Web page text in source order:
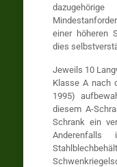
einer höheren
dies
Jeweils 10
Klasse A nach
1995)
diesem A-
Schrank ein